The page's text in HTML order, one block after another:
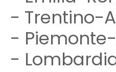
- Trentino-
-
-